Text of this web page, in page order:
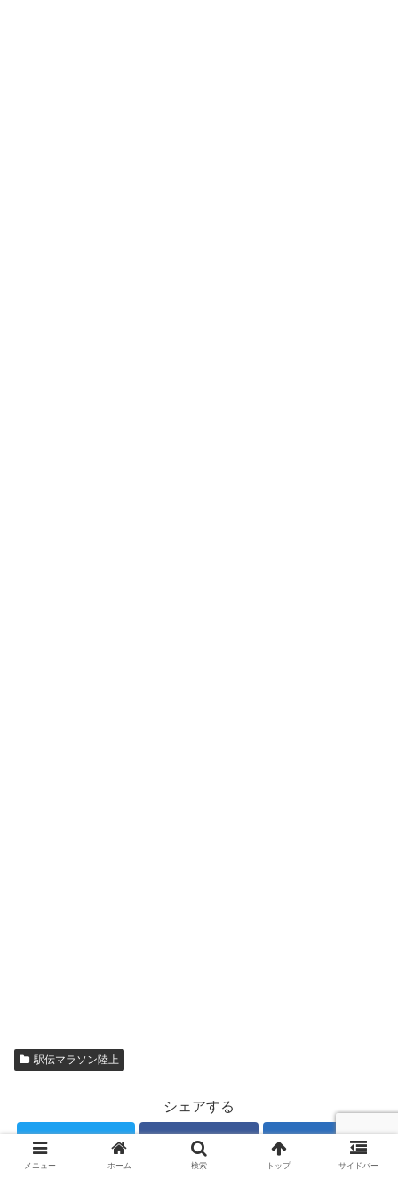
駅伝マラソン陸上
シェアする
Facebook
メニュー ホーム 検索 トップ サイドバー